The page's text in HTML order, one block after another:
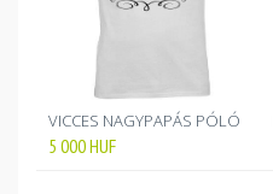
VICCES NAGYPAPÁS PÓLÓ
5 000HUF